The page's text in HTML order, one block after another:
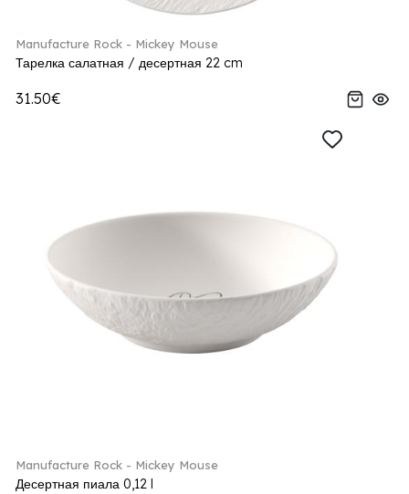
Manufacture Rock - Mickey Mouse
Тарелка салатная / десертная 22 cm
31.50€
Manufacture Rock - Mickey Mouse
Десертная пиала 0,12 l